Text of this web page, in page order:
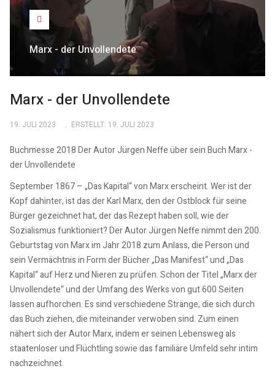
Marx - der Unvollendete
Marx - der Unvollendete
19. JULI 2023 ERSTELLT: 19. JULI 2023
Buchmesse 2018 Der Autor Jürgen Neffe über sein Buch Marx -
der Unvollendete
September 1867 – „Das Kapital“ von Marx erscheint. Wer ist der
Kopf dahinter, ist das der Karl Marx, den der Ostblock für seine
Bürger gezeichnet hat, der das Rezept haben soll, wie der
Sozialismus funktioniert? Der Autor Jürgen Neffe nimmt den 200.
Geburtstag von Marx im Jahr 2018 zum Anlass, die Person und
sein Vermächtnis in Form der Bücher „Das Manifest“ und „Das
Kapital“ auf Herz und Nieren zu prüfen. Schon der Titel „Marx der
Unvollendete“ und der Umfang des Werks von gut 600 Seiten
lassen aufhorchen. Es sind verschiedene Stränge, die sich durch
das Buch ziehen, die miteinander verwoben sind. Zum einen
nähert sich der Autor Marx, indem er seinen Lebensweg als
staatenloser und Flüchtling sowie das familiäre Umfeld sehr intim
nachzeichnet.